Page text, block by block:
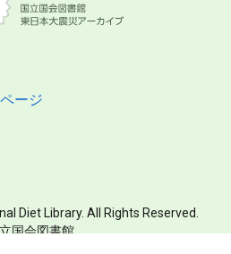
ージ
Diet Library. All Rights Reserved.